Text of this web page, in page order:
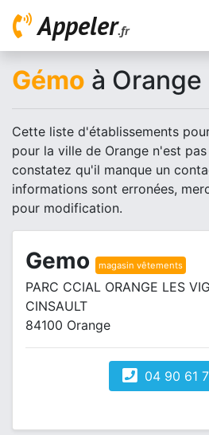
Appeler.fr
Gémo à Orange
Cette liste d'établissements
pour la ville de Orange n'est
constatez qu'il manque un
informations sont erronées,
pour modification.
Gemo magasin vêtements
PARC CCIAL ORANGE LES
CINSAULT
84100 Orange
04 90 61